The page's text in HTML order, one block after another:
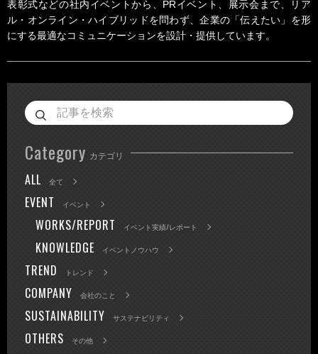
表彰式などの社内イベントから、PRイベント、展示会まで、リア
ル・オンライン・ハイブリッドを問わず、企業の「伝えたい」を形
にする最適なコミュニケーションを設計・提供しています。
Category カテゴリ
ALL 全て
EVENT イベント
WORKS/REPORT イベント実績/レポート
KNOWLEDGE イベントノウハウ
TREND トレンド
COMPANY 会社のこと
SUSTAINABILITY サステナビリティ
OTHERS その他